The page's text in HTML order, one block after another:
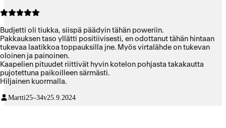
Budjetti oli tiukka, siispä päädyin tähän poweriin.
Pakkauksen taso yllätti positiivisesti, en odottanut tähän hintaan
tukevaa laatikkoa toppauksilla jne. Myös virtalähde on tukevan
oloinen ja painoinen.
Kaapelien pituudet riittivät hyvin kotelon pohjasta takakautta
pujotettuna paikoilleen särmästi.
Hiljainen kuormalla.
Martti25–34v25.9.2024